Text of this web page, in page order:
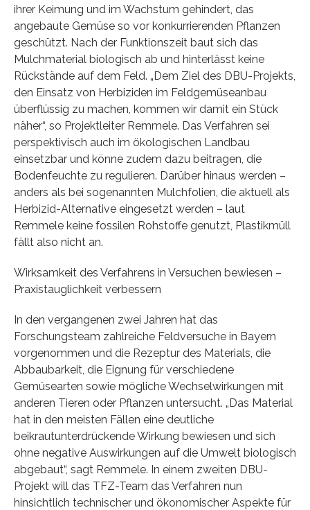
ihrer Keimung und im Wachstum gehindert, das
angebaute Gemüse so vor konkurrierenden Pflanzen
geschützt. Nach der Funktionszeit baut sich das
Mulchmaterial biologisch ab und hinterlässt keine
Rückstände auf dem Feld. „Dem Ziel des DBU-Projekts,
den Einsatz von Herbiziden im Feldgemüseanbau
überflüssig zu machen, kommen wir damit ein Stück
näher“, so Projektleiter Remmele. Das Verfahren sei
perspektivisch auch im ökologischen Landbau
einsetzbar und könne zudem dazu beitragen, die
Bodenfeuchte zu regulieren. Darüber hinaus werden –
anders als bei sogenannten Mulchfolien, die aktuell als
Herbizid-Alternative eingesetzt werden – laut
Remmele keine fossilen Rohstoffe genutzt, Plastikmüll
fällt also nicht an.
Wirksamkeit des Verfahrens in Versuchen bewiesen –
Praxistauglichkeit verbessern
In den vergangenen zwei Jahren hat das
Forschungsteam zahlreiche Feldversuche in Bayern
vorgenommen und die Rezeptur des Materials, die
Abbaubarkeit, die Eignung für verschiedene
Gemüsearten sowie mögliche Wechselwirkungen mit
anderen Tieren oder Pflanzen untersucht. „Das Material
hat in den meisten Fällen eine deutliche
beikrautunterdrückende Wirkung bewiesen und sich
ohne negative Auswirkungen auf die Umwelt biologisch
abgebaut“, sagt Remmele. In einem zweiten DBU-
Projekt will das TFZ-Team das Verfahren nun
hinsichtlich technischer und ökonomischer Aspekte für